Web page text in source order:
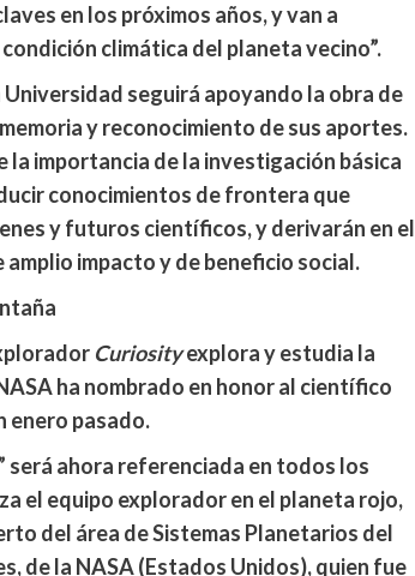
en los próximos años, y van a
climática del planeta vecino”.
seguirá apoyando la obra de
y reconocimiento de sus aportes.
la importancia de la investigación básica
conocimientos de frontera que
y futuros científicos, y derivarán en el
impacto y de beneficio social.
Curiosityexplora y estudia la
ha nombrado en honor al científico
enero pasado.
será ahora referenciada en todos los
el equipo explorador en el planeta rojo,
del área de Sistemas Planetarios del
de la NASA (Estados Unidos), quien fue